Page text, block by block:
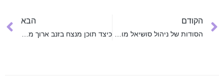
הקודם הבא